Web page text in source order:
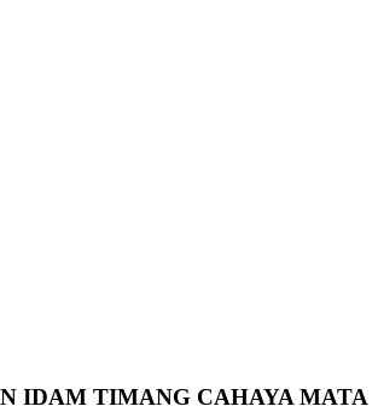
IDAM TIMANG CAHAYA MATA